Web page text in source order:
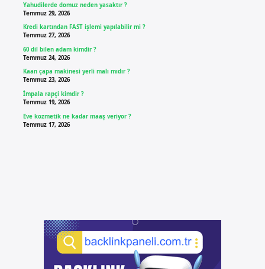
Yahudilerde domuz neden yasaktır ?
Temmuz 29, 2026
Kredi kartından FAST işlemi yapılabilir mi ?
Temmuz 27, 2026
60 dil bilen adam kimdir ?
Temmuz 24, 2026
Kaan çapa makinesi yerli malı mıdır ?
Temmuz 23, 2026
İmpala rapçi kimdir ?
Temmuz 19, 2026
Eve kozmetik ne kadar maaş veriyor ?
Temmuz 17, 2026